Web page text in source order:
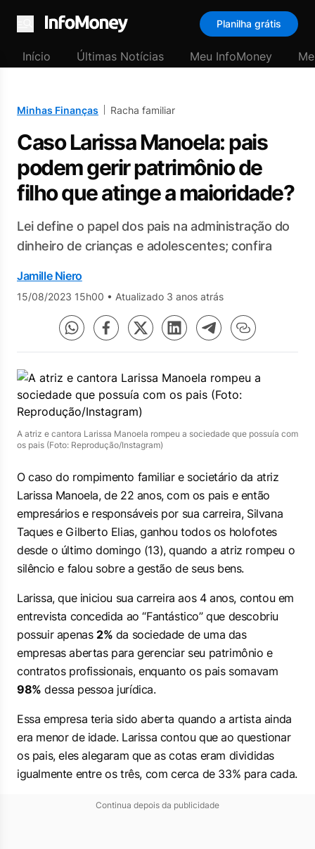
Menu
Planilha grátis
Início Últimas Notícias Meu InfoMoney
Minhas Finanças Racha familiar
Caso Larissa Manoela: pais
podem gerir patrimônio de
filho que atinge a maioridade?
Lei define o papel dos pais na administração do
dinheiro de crianças e adolescentes; confira
Jamille Niero
15/08/2023 15h00 • Atualizado 3 anos atrás
A atriz e cantora Larissa Manoela rompeu a sociedade que possuía com
os pais (Foto: Reprodução/Instagram)
O caso do rompimento familiar e societário da atriz
Larissa Manoela, de 22 anos, com os pais e então
empresários e responsáveis por sua carreira, Silvana
Taques e Gilberto Elias, ganhou todos os holofotes
desde o último domingo (13), quando a atriz rompeu o
silêncio e falou sobre a gestão de seus bens.
Larissa, que iniciou sua carreira aos 4 anos, contou em
entrevista concedida ao “Fantástico” que descobriu
possuir apenas 2% da sociedade de uma das
empresas abertas para gerenciar seu patrimônio e
contratos profissionais, enquanto os pais somavam
98% dessa pessoa jurídica.
Essa empresa teria sido aberta quando a artista ainda
era menor de idade. Larissa contou que ao questionar
os pais, eles alegaram que as cotas eram divididas
igualmente entre os três, com cerca de 33% para cada.
Continua depois da publicidade